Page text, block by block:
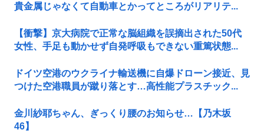
貴金属じゃなくて自動車とかってところがリアリテ...
【衝撃】京大病院で正常な脳組織を誤摘出された50代
女性、手足も動かせず自発呼吸もできない重篤状態...
ドイツ空港のウクライナ輸送機に自爆ドローン接近、見
つけた空港職員が蹴り落とす…高性能プラスチック...
金川紗耶ちゃん、ぎっくり腰のお知らせ…【乃木坂
46】